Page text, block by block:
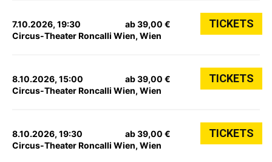
7.10.2026, 19:30
Circus-Theater Roncalli Wien, Wien
ab 39,00 € TICKETS
8.10.2026, 15:00
Circus-Theater Roncalli Wien, Wien
ab 39,00 € TICKETS
8.10.2026, 19:30
Circus-Theater Roncalli Wien, Wien
ab 39,00 € TICKETS